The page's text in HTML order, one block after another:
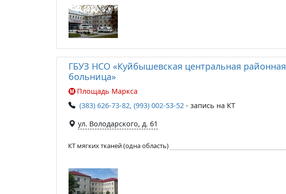
ГБУЗ НСО «Куйбышевская центральная районная
больница»
Площадь Маркса
(383) 626-73-82, (993) 002-53-52 - запись на КТ
ул. Володарского, д. 61
КТ мягких тканей (одна область)